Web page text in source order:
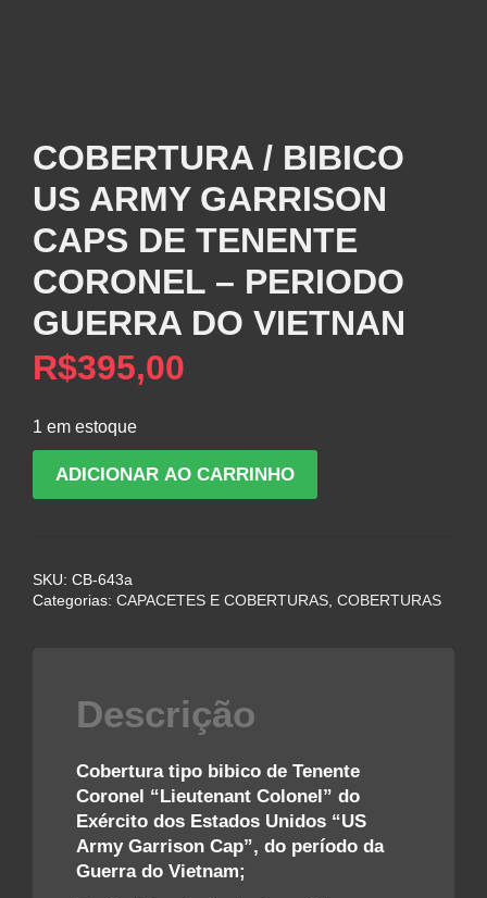
COBERTURA / BIBICO
US ARMY GARRISON
CAPS DE TENENTE
CORONEL – PERIODO
GUERRA DO VIETNAN
R$395,00
1 em estoque
GARRISON
CAPS
GUERRA
VIETNAN
quantidade
ADICIONAR AO CARRINHO
SKU: CB-643a
Categorias: CAPACETES E COBERTURAS, COBERTURAS
Descrição
Cobertura tipo bibico de Tenente
Coronel “Lieutenant Colonel” do
Exército dos Estados Unidos “US
Army Garrison Cap”, do período da
Guerra do Vietnam;